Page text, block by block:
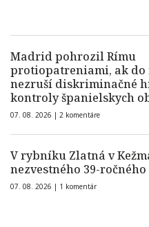
Madrid pohrozil Rímu
protiopatreniami, ak do
nezruší diskriminačné
kontroly španielskych
07. 08. 2026 | 2 komentáre
V rybníku Zlatná v
nezvestného 39-ročného
07. 08. 2026 | 1 komentár